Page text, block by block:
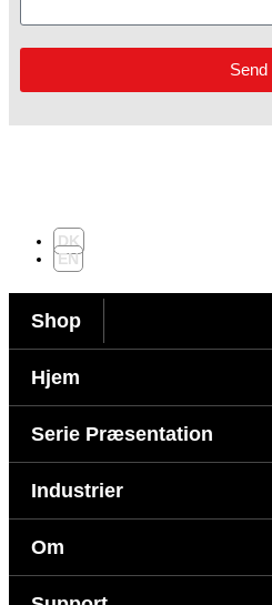
Send
DK
EN
Shop
Hjem
Serie Præsentation
Industrier
Om